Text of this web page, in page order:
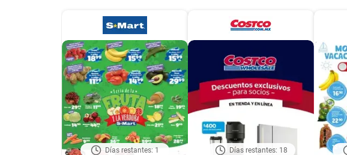
Días restantes: 1 Días restantes: 18